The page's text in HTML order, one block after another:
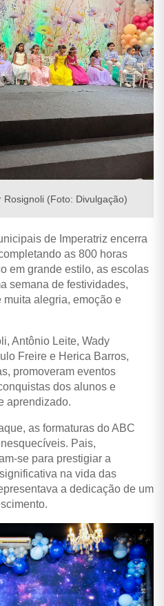
Rosignoli (Foto: Divulgação)
de Imperatriz encerra
as 800 horas
em grande estilo, as escolas
semana de festividades,
muita alegria, emoção e
Antônio Leite, Wady
Freire e Herica Barros,
promoveram eventos
dos alunos e
aprendizado.
as formaturas do ABC
Pais,
se para prestigiar a
na vida das
a dedicação de um